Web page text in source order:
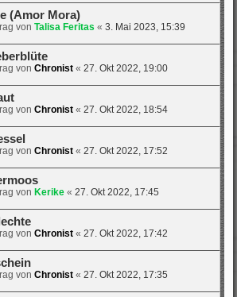
(Amor Mora)
von Talisa Feritas « 3. Mai 2023, 15:39
von Chronist « 27. Okt 2022, 19:00
von Chronist « 27. Okt 2022, 18:54
von Chronist « 27. Okt 2022, 17:52
von Kerike « 27. Okt 2022, 17:45
von Chronist « 27. Okt 2022, 17:42
von Chronist « 27. Okt 2022, 17:35